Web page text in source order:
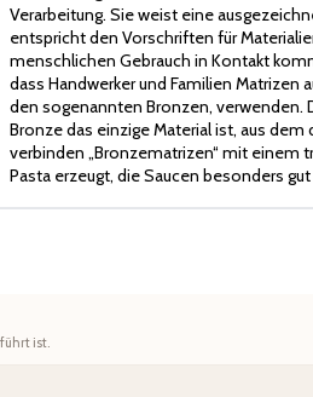
Verarbeitung. Sie weist eine
entspricht den Vorschriften für
menschlichen Gebrauch in Kontakt
dass Handwerker und Familien Matrizen
den sogenannten Bronzen, verwenden.
Bronze das einzige Material ist, aus
verbinden „Bronzematrizen“ mit einem
Pasta erzeugt, die Saucen besonders
ist.